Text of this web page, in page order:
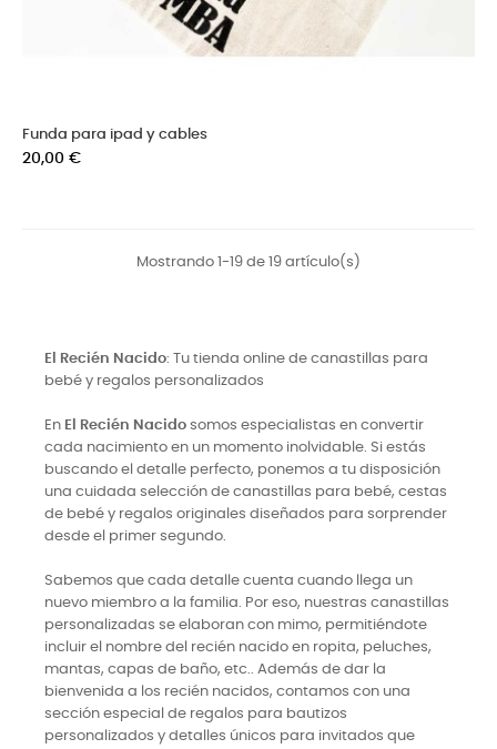
Funda para ipad y cables
Precio
20,00 €
Mostrando 1-19 de 19 artículo(s)
El Recién Nacido: Tu tienda online de canastillas para
bebé y regalos personalizados
En El Recién Nacido somos especialistas en convertir
cada nacimiento en un momento inolvidable. Si estás
buscando el detalle perfecto, ponemos a tu disposición
una cuidada selección de canastillas para bebé, cestas
de bebé y regalos originales diseñados para sorprender
desde el primer segundo.
Sabemos que cada detalle cuenta cuando llega un
nuevo miembro a la familia. Por eso, nuestras canastillas
personalizadas se elaboran con mimo, permitiéndote
incluir el nombre del recién nacido en ropita, peluches,
mantas, capas de baño, etc.. Además de dar la
bienvenida a los recién nacidos, contamos con una
sección especial de regalos para bautizos
personalizados y detalles únicos para invitados que